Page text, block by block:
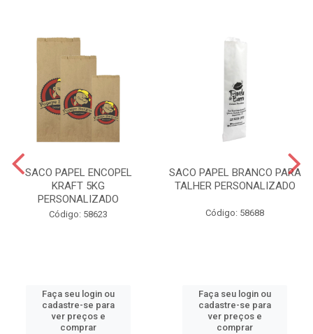
SACO PAPEL ENCOPEL
KRAFT 5KG
PERSONALIZADO
Código: 58623
Faça seu login ou
cadastre-se para
ver preços e
comprar
SACO PAPEL BRANCO PARA
TALHER PERSONALIZADO
Código: 58688
Faça seu login ou
cadastre-se para
ver preços e
comprar